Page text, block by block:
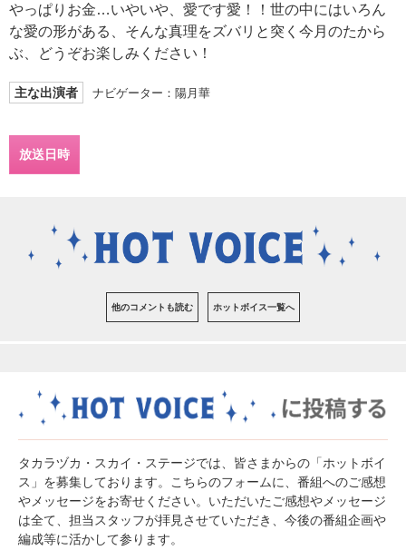
やっぱりお金…いやいや、愛です愛！！世の中にはいろん
な愛の形がある、そんな真理をズバリと突く今月のたから
ぶ、どうぞお楽しみください！
主な出演者 ナビゲーター：陽月華
放送日時
他のコメントも読む ホットボイス一覧へ
タカラヅカ・スカイ・ステージでは、皆さまからの「ホットボイ
ス」を募集しております。こちらのフォームに、番組へのご感想
やメッセージをお寄せください。いただいたご感想やメッセージ
は全て、担当スタッフが拝見させていただき、今後の番組企画や
編成等に活かして参ります。